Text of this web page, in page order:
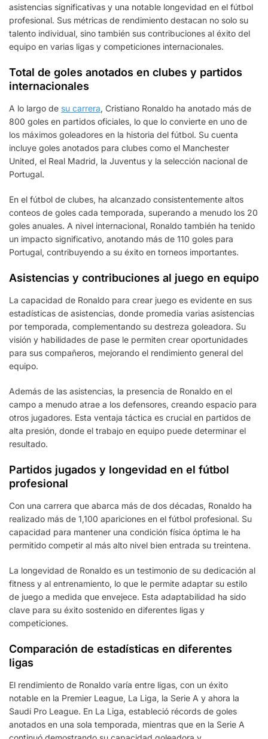
asistencias significativas y una notable longevidad en el fútbol
profesional. Sus métricas de rendimiento destacan no solo su
talento individual, sino también sus contribuciones al éxito del
equipo en varias ligas y competiciones internacionales.
Total de goles anotados en clubes y partidos
internacionales
A lo largo de su carrera, Cristiano Ronaldo ha anotado más de
800 goles en partidos oficiales, lo que lo convierte en uno de
los máximos goleadores en la historia del fútbol. Su cuenta
incluye goles anotados para clubes como el Manchester
United, el Real Madrid, la Juventus y la selección nacional de
Portugal.
En el fútbol de clubes, ha alcanzado consistentemente altos
conteos de goles cada temporada, superando a menudo los 20
goles anuales. A nivel internacional, Ronaldo también ha tenido
un impacto significativo, anotando más de 110 goles para
Portugal, contribuyendo a su éxito en torneos importantes.
Asistencias y contribuciones al juego en equipo
La capacidad de Ronaldo para crear juego es evidente en sus
estadísticas de asistencias, donde promedia varias asistencias
por temporada, complementando su destreza goleadora. Su
visión y habilidades de pase le permiten crear oportunidades
para sus compañeros, mejorando el rendimiento general del
equipo.
Además de las asistencias, la presencia de Ronaldo en el
campo a menudo atrae a los defensores, creando espacio para
otros jugadores. Esta ventaja táctica es crucial en partidos de
alta presión, donde el trabajo en equipo puede determinar el
resultado.
Partidos jugados y longevidad en el fútbol
profesional
Con una carrera que abarca más de dos décadas, Ronaldo ha
realizado más de 1,100 apariciones en el fútbol profesional. Su
capacidad para mantener una condición física óptima le ha
permitido competir al más alto nivel bien entrada su treintena.
La longevidad de Ronaldo es un testimonio de su dedicación al
fitness y al entrenamiento, lo que le permite adaptar su estilo
de juego a medida que envejece. Esta adaptabilidad ha sido
clave para su éxito sostenido en diferentes ligas y
competiciones.
Comparación de estadísticas en diferentes
ligas
El rendimiento de Ronaldo varía entre ligas, con un éxito
notable en la Premier League, La Liga, la Serie A y ahora la
Saudi Pro League. En La Liga, estableció récords de goles
anotados en una sola temporada, mientras que en la Serie A